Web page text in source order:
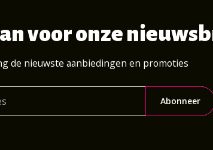
voor onze
de nieuwste aanbiedingen en promoties
Abonneer